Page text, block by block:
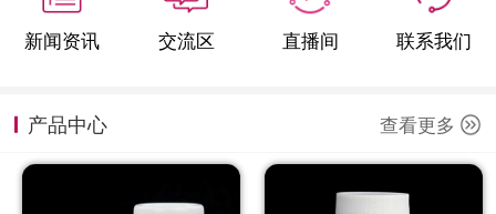
新闻资讯 交流区 直播间 联系我们
产品中心 查看更多
定制仪器
新闻资讯